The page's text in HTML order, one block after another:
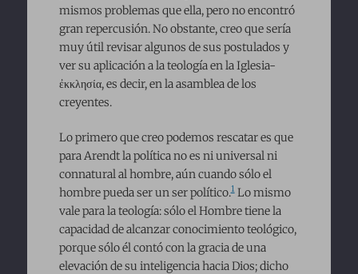
mismos problemas que ella, pero no encontró
gran repercusión. No obstante, creo que sería
muy útil revisar algunos de sus postulados y
ver su aplicación a la teología en la Iglesia-
ἐκκλησία, es decir, en la asamblea de los
creyentes.
Lo primero que creo podemos rescatar es que
para Arendt la política no es ni universal ni
connatural al hombre, aún cuando sólo el
hombre pueda ser un ser político.1Lo mismo
vale para la teología: sólo el Hombre tiene la
capacidad de alcanzar conocimiento teológico,
porque sólo él contó con la gracia de una
elevación de su inteligencia hacia Dios; dicho